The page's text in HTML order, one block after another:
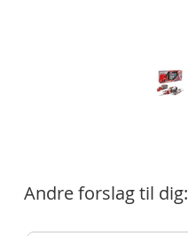
Andre forslag til dig: